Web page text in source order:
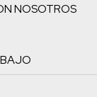
NOSOTROS